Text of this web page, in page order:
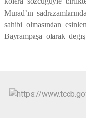
Murad’ın
sahibi olmasından
Bayrampaşa olarak